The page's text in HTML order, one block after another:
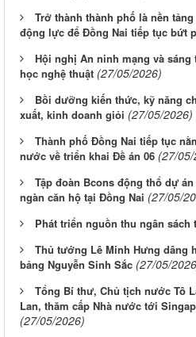
Trở thành thành phố là nền
động lực để Đồng Nai tiếp tục bứt
Hội nghị An ninh mạng và sáng
học nghệ thuật (27/05/2026)
Bồi dưỡng kiến thức, kỹ năng
xuất, kinh doanh giỏi (27/05/2026)
Thành phố Đồng Nai tiếp tục
nước về triển khai Đề án 06 (27/
Tập đoàn Bcons động thổ dự
ngàn căn hộ tại Đồng Nai (27/05/
Phát triển nguồn thu ngân sách
Thủ tướng Lê Minh Hưng dâng
bảng Nguyễn Sinh Sắc (27/05/
Tổng Bí thư, Chủ tịch nước Tô
Lan, thăm cấp Nhà nước tới
(27/05/2026)